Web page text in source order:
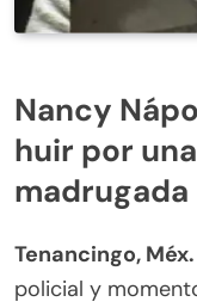
Nancy
huir por
madrugada
Tenancingo,
policial y